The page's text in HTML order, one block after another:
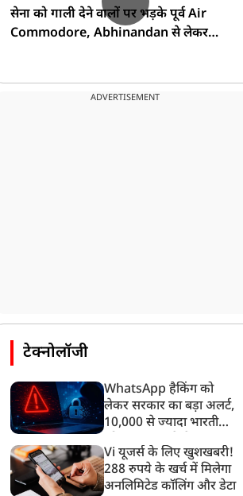
सेना को गाली देने वालों पर भड़के पूर्व Air
Commodore, Abhinandan से लेकर
ADVERTISEMENT
टेक्नोलॉजी
WhatsApp हैकिंग को
लेकर सरकार का बड़ा अलर्ट,
10,000 से ज्यादा भारतीयों
गया
Vi यूजर्स के लिए खुशखबरी!
288 रुपये के खर्च में मिलेगा
अनलिमिटेड कॉलिंग और डेटा